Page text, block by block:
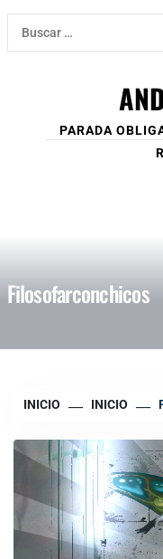
Ir
contenido
Buscar:
PARADA
Filosofarconchicos
INICIO INICIO